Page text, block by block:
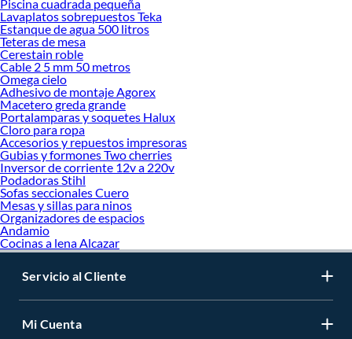
Piscina cuadrada pequeña
Lavaplatos sobrepuestos Teka
Estanque de agua 500 litros
Teteras de mesa
Cerestain roble
Cable 2 5 mm 50 metros
Omega cielo
Adhesivo de montaje Agorex
Macetero greda grande
Portalamparas y soquetes Halux
Cloro para ropa
Accesorios y repuestos impresoras
Gubias y formones Two cherries
Inversor de corriente 12v a 220v
Podadoras Stihl
Sofas seccionales Cuero
Mesas y sillas para ninos
Organizadores de espacios
Andamio
Cocinas a lena Alcazar
Servicio al Cliente
Mi Cuenta